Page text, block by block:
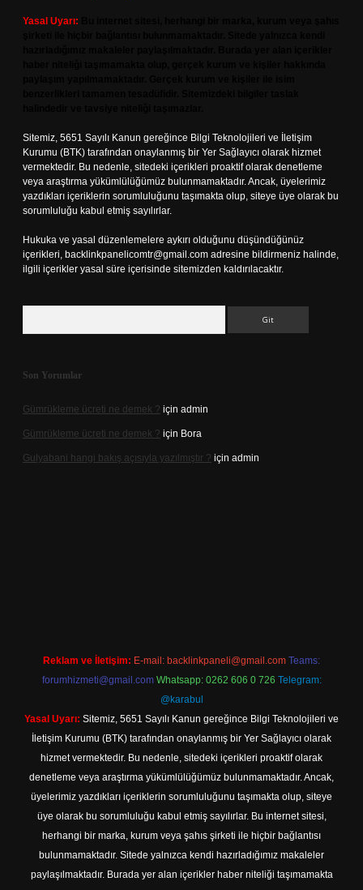
Yasal Uyarı:
Sitemiz, 5651 Sayılı Kanun gereğince Bilgi Teknolojileri ve İletişim
Kurumu (BTK) tarafından onaylanmış bir Yer Sağlayıcı olarak hizmet
vermektedir. Bu nedenle, sitedeki içerikleri proaktif olarak denetleme
veya araştırma yükümlülüğümüz bulunmamaktadır. Ancak, üyelerimiz
yazdıkları içeriklerin sorumluluğunu taşımakta olup, siteye üye olarak bu
sorumluluğu kabul etmiş sayılırlar.
Hukuka ve yasal düzenlemelere aykırı olduğunu düşündüğünüz
içerikleri, backlinkpanelicomtr@gmail.com adresine bildirmeniz halinde,
ilgili içerikler yasal süre içerisinde sitemizden kaldırılacaktır.
Son Yorumlar
Gümrükleme ücreti ne demek ? için admin
Gümrükleme ücreti ne demek ? için Bora
Gulyabani hangi bakış açısıyla yazılmıştır ? için admin
Reklam ve İletişim: E-mail: backlinkpaneli@gmail.com Teams:
forumhizmeti@gmail.com Whatsapp: 0262 606 0 726 Telegram:
@karabul
Yasal Uyarı: Sitemiz, 5651 Sayılı Kanun gereğince Bilgi Teknolojileri ve
İletişim Kurumu (BTK) tarafından onaylanmış bir Yer Sağlayıcı olarak
hizmet vermektedir. Bu nedenle, sitedeki içerikleri proaktif olarak
denetleme veya araştırma yükümlülüğümüz bulunmamaktadır. Ancak,
üyelerimiz yazdıkları içeriklerin sorumluluğunu taşımakta olup, siteye
üye olarak bu sorumluluğu kabul etmiş sayılırlar. Bu internet sitesi,
herhangi bir marka, kurum veya şahıs şirketi ile hiçbir bağlantısı
bulunmamaktadır. Sitede yalnızca kendi hazırladığımız makaleler
paylaşılmaktadır. Burada yer alan içerikler haber niteliği taşımamakta